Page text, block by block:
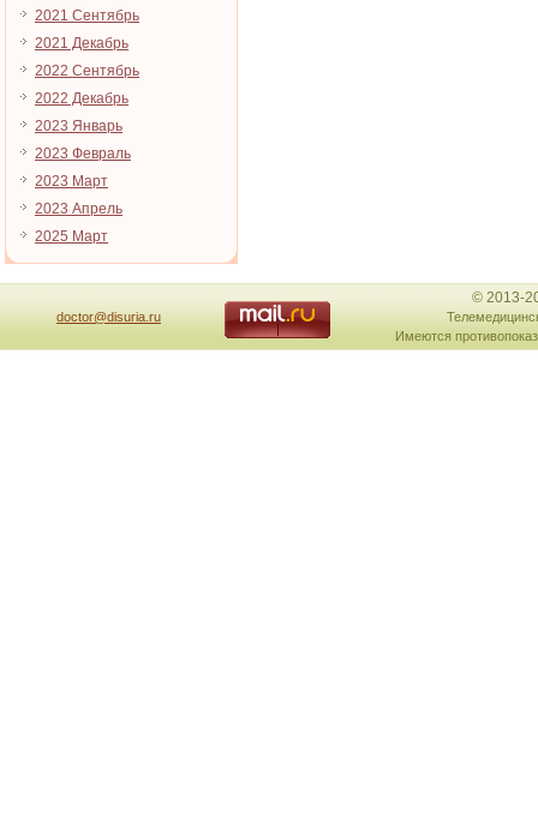
2021 Сентябрь
2021 Декабрь
2022 Сентябрь
2022 Декабрь
2023 Январь
2023 Февраль
2023 Март
2023 Апрель
2025 Март
doctor@disuria.ru
© 2013-
Имеются